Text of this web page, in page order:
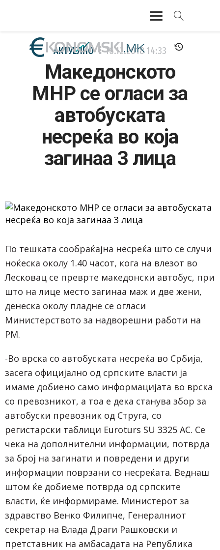
АКТУЕЛНО
ЕКОНОМИЈА
ФИНАНСИИ
БАНКАРСТВО
ЖИВОТ
АКТУЕЛНО 16.12.201814:33
Македонското
МНР се огласи за
автобуската
несреќа во која
загинаа 3 лица
По тешката сообраќајна несреќа што се случи
ноќеска околу 1.40 часот, кога на влезот во
Лесковац се преврте македонски автобус, при
што на лице место загинаа маж и две жени,
денеска околу пладне се огласи
Министерството за надворешни работи на
РМ.
-Во врска со автобуската несреќа во Србија,
засега официјално од српските власти ја
имаме добиено само информацијата во врска
со превозникот, а тоа е дека станува збор за
автобуски превозник од Струга, со
регистарски таблици Euroturs SU 3325 AC. Се
чека на дополнителни информации, потврда
за број на загинати и повредени и други
информации поврзани со несреќата. Веднаш
штом ќе добиеме потврда од српските
власти, ќе информираме. Министерот за
здравство Венко Филипче, Генералниот
секретар на Влада Драги Рашковски и
претставник на амбасадата на Република